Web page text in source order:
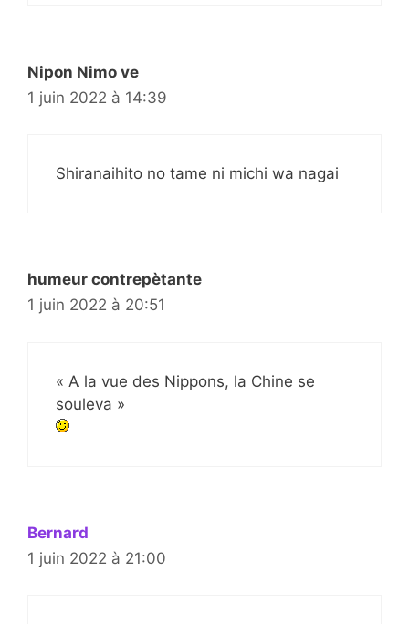
Nipon Nimo ve
1 juin 2022 à 14:39
Shiranaihito no tame ni michi wa nagai
humeur contrepètante
1 juin 2022 à 20:51
« A la vue des Nippons, la Chine se
souleva »
Bernard
1 juin 2022 à 21:00